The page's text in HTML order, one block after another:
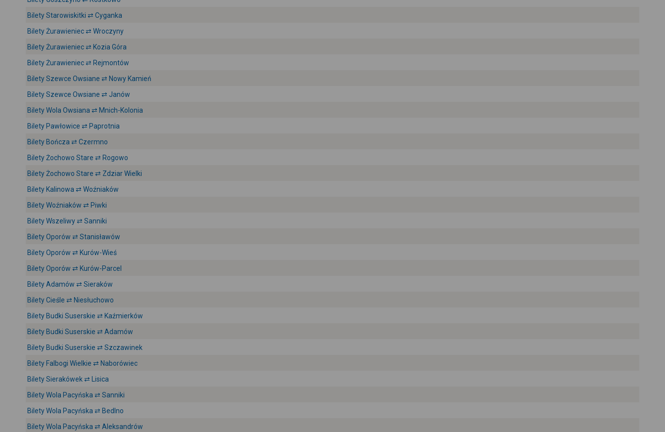
Bilety Starowiskitki ⇄ Cyganka
Bilety Żurawieniec ⇄ Wroczyny
Bilety Żurawieniec ⇄ Kozia Góra
Bilety Żurawieniec ⇄ Rejmontów
Bilety Szewce Owsiane ⇄ Nowy Kamień
Bilety Szewce Owsiane ⇄ Janów
Bilety Wola Owsiana ⇄ Mnich-Kolonia
Bilety Pawłowice ⇄ Paprotnia
Bilety Bończa ⇄ Czermno
Bilety Żochowo Stare ⇄ Rogowo
Bilety Żochowo Stare ⇄ Zdziar Wielki
Bilety Kalinowa ⇄ Woźniaków
Bilety Woźniaków ⇄ Piwki
Bilety Wszeliwy ⇄ Sanniki
Bilety Oporów ⇄ Stanisławów
Bilety Oporów ⇄ Kurów-Wieś
Bilety Oporów ⇄ Kurów-Parcel
Bilety Adamów ⇄ Sieraków
Bilety Cieśle ⇄ Niesłuchowo
Bilety Budki Suserskie ⇄ Kaźmierków
Bilety Budki Suserskie ⇄ Adamów
Bilety Budki Suserskie ⇄ Szczawinek
Bilety Falbogi Wielkie ⇄ Naborówiec
Bilety Sierakówek ⇄ Lisica
Bilety Wola Pacyńska ⇄ Sanniki
Bilety Wola Pacyńska ⇄ Bedlno
Bilety Wola Pacyńska ⇄ Aleksandrów